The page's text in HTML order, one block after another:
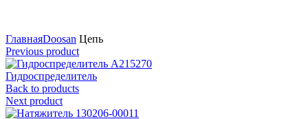
ГлавнаяDoosan Цепь
Previous product
Гидроспределитель
Back to products
Next product